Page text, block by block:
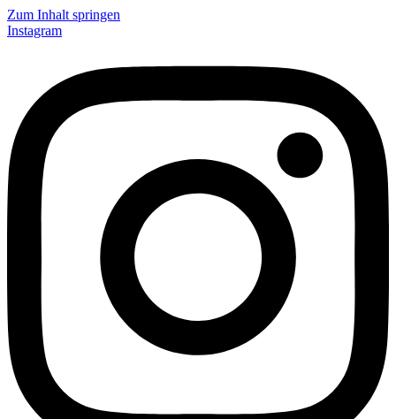
Zum Inhalt springen
Instagram